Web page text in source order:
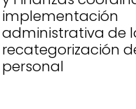
implementación
administrativa de
recategorización
personal